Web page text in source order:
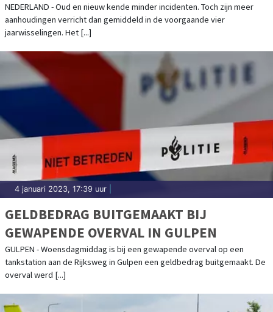
NEDERLAND - Oud en nieuw kende minder incidenten. Toch zijn meer
aanhoudingen verricht dan gemiddeld in de voorgaande vier
jaarwisselingen. Het [...]
4 januari 2023, 17:39 uur
GELDBEDRAG BUITGEMAAKT BIJ
GEWAPENDE OVERVAL IN GULPEN
GULPEN - Woensdagmiddag is bij een gewapende overval op een
tankstation aan de Rijksweg in Gulpen een geldbedrag buitgemaakt. De
overval werd [...]